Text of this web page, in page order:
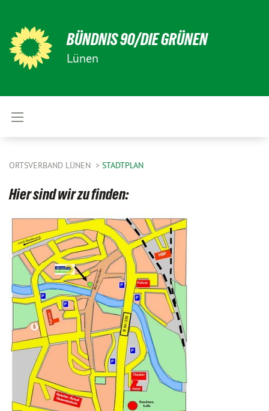
BÜNDNIS 90/DIE GRÜNEN
Lünen
ORTSVERBAND LÜNEN STADTPLAN
Hier sind wir zu finden: